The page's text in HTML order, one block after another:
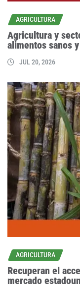
AGRICULTURA
Agricultura y
alimentos sanos
JUL 20, 2026
AGRICULTURA
Recuperan el
mercado